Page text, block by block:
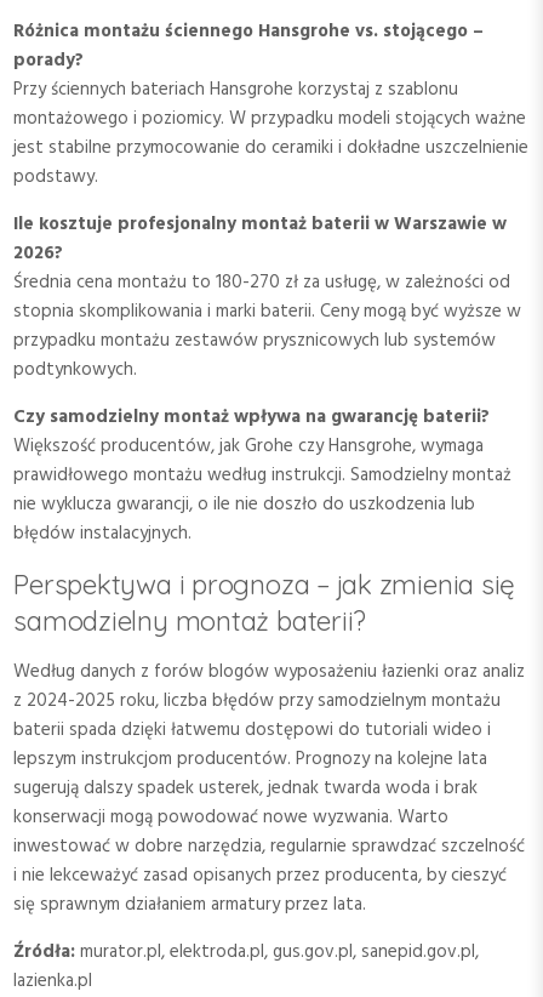
Różnica montażu ściennego Hansgrohe vs. stojącego –
porady?
Przy ściennych bateriach Hansgrohe korzystaj z szablonu
montażowego i poziomicy. W przypadku modeli stojących ważne
jest stabilne przymocowanie do ceramiki i dokładne uszczelnienie
podstawy.
Ile kosztuje profesjonalny montaż baterii w Warszawie w
2026?
Średnia cena montażu to 180-270 zł za usługę, w zależności od
stopnia skomplikowania i marki baterii. Ceny mogą być wyższe w
przypadku montażu zestawów prysznicowych lub systemów
podtynkowych.
Czy samodzielny montaż wpływa na gwarancję baterii?
Większość producentów, jak Grohe czy Hansgrohe, wymaga
prawidłowego montażu według instrukcji. Samodzielny montaż
nie wyklucza gwarancji, o ile nie doszło do uszkodzenia lub
błędów instalacyjnych.
Perspektywa i prognoza – jak zmienia się
samodzielny montaż baterii?
Według danych z forów blogów wyposażeniu łazienki oraz analiz
z 2024-2025 roku, liczba błędów przy samodzielnym montażu
baterii spada dzięki łatwemu dostępowi do tutoriali wideo i
lepszym instrukcjom producentów. Prognozy na kolejne lata
sugerują dalszy spadek usterek, jednak twarda woda i brak
konserwacji mogą powodować nowe wyzwania. Warto
inwestować w dobre narzędzia, regularnie sprawdzać szczelność
i nie lekceważyć zasad opisanych przez producenta, by cieszyć
się sprawnym działaniem armatury przez lata.
Źródła:murator.pl, elektroda.pl, gus.gov.pl, sanepid.gov.pl,
lazienka.pl